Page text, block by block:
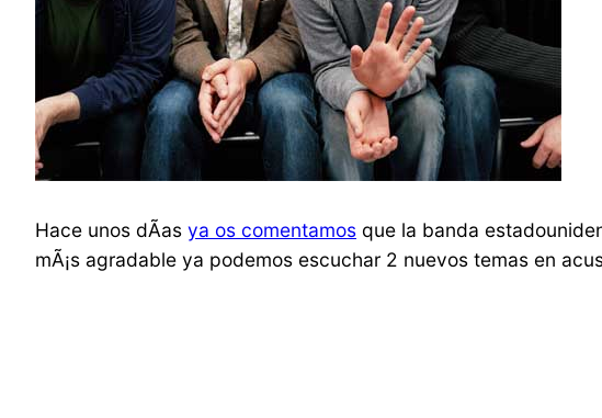
Hace unos dÃ­as ya os comentamos que la banda
mÃ¡s agradable ya podemos escuchar 2 nuevos temas en